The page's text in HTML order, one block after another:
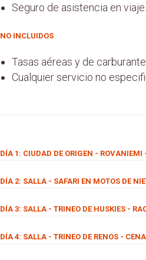
Seguro de asistencia en viaje.
NO INCLUIDOS
Tasas aéreas y de
Cualquier servicio no
DÍA 1: CIUDAD DE ORIGEN - ROVANIEMI
DÍA 2: SALLA - SAFARI EN MOTOS DE
DÍA 3: SALLA - TRINEO DE HUSKIES -
DÍA 4: SALLA - TRINEO DE RENOS -